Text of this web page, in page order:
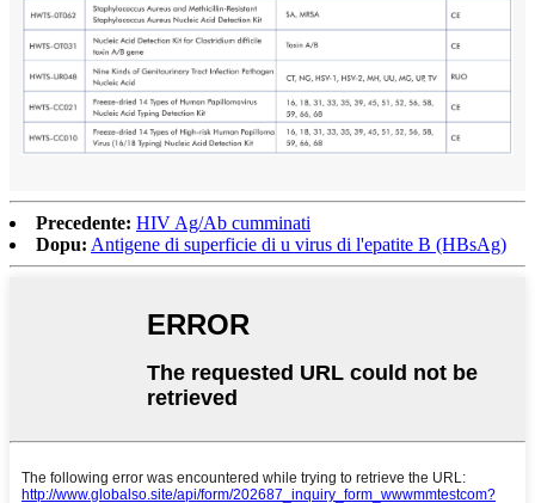
Precedente: HIV Ag/Ab cumminati
Dopu: Antigene di superficie di u virus di l'epatite B (HBsAg)